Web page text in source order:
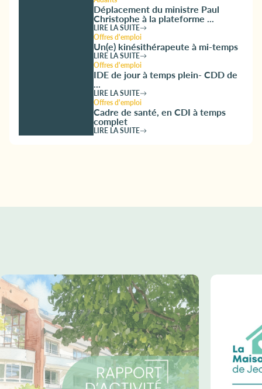
Déplacement du ministre Paul
Christophe à la plateforme ...
LIRE LA SUITE
Offres d'emploi
Un(e) kinésithérapeute à mi-temps
LIRE LA SUITE
Offres d'emploi
IDE de jour à temps plein- CDD de
...
LIRE LA SUITE
Offres d'emploi
Cadre de santé, en CDI à temps
complet
LIRE LA SUITE